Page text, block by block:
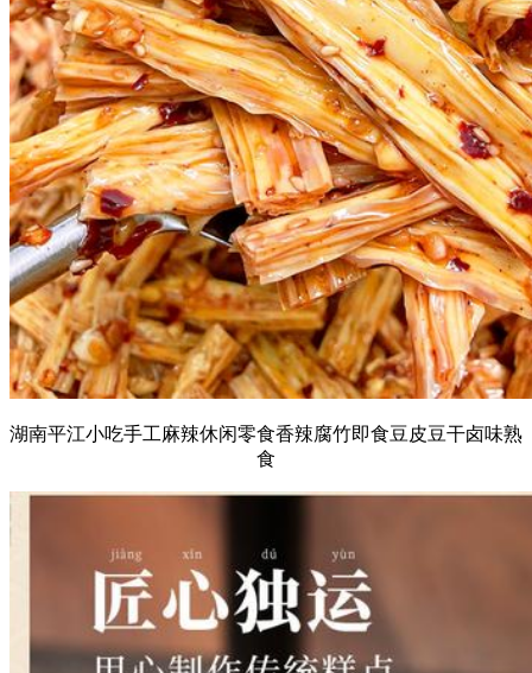
湖南平江小吃手工麻辣休闲零食香辣腐竹即食豆皮豆干卤味熟
食